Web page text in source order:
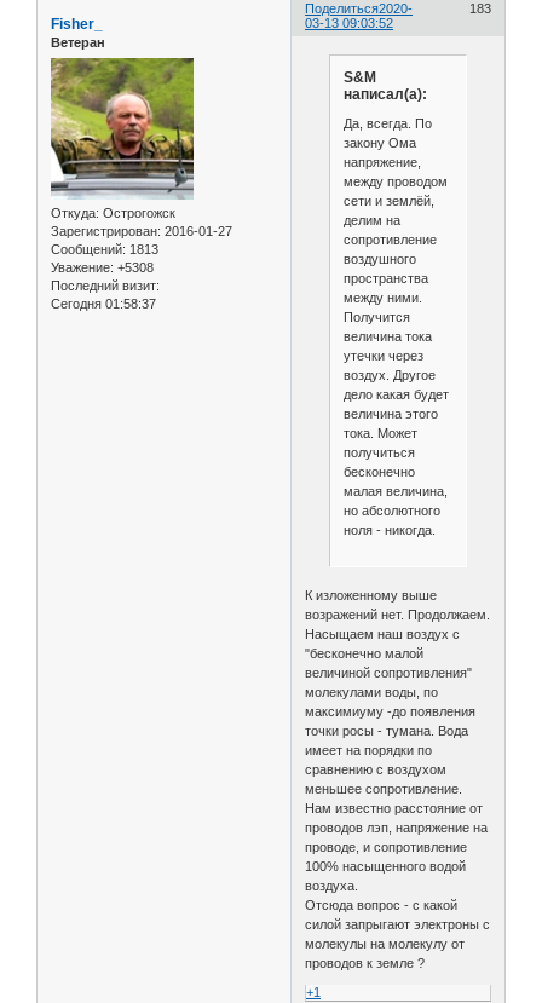
Поделиться 183
2020-
03-13 09:03:52
Fisher_
Ветеран
Откуда: Острогожск
Зарегистрирован: 2016-01-27
Сообщений: 1813
Уважение: +5308
Последний визит:
Сегодня 01:58:37
S&M
написал(а):
Да, всегда. По
закону Ома
напряжение,
между проводом
сети и землёй,
делим на
сопротивление
воздушного
пространства
между ними.
Получится
величина тока
утечки через
воздух. Другое
дело какая будет
величина этого
тока. Может
получиться
бесконечно
малая величина,
но абсолютного
ноля - никогда.
К изложенному выше
возражений нет. Продолжаем.
Насыщаем наш воздух с
"бесконечно малой
величиной сопротивления"
молекулами воды, по
максимиуму -до появления
точки росы - тумана. Вода
имеет на порядки по
сравнению с воздухом
меньшее сопротивление.
Нам известно расстояние от
проводов лэп, напряжение на
проводе, и сопротивление
100% насыщенного водой
воздуха.
Отсюда вопрос - с какой
силой запрыгают электроны с
молекулы на молекулу от
проводов к земле ?
+1